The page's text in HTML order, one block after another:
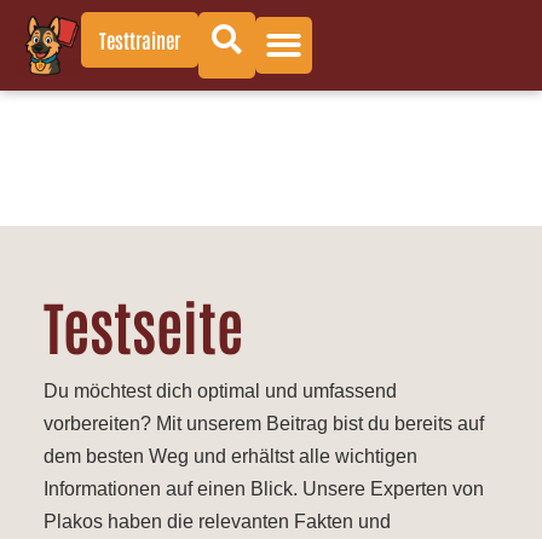
Testtrainer
Testseite
Du möchtest dich optimal und umfassend
vorbereiten? Mit unserem Beitrag bist du bereits auf
dem besten Weg und erhältst alle wichtigen
Informationen auf einen Blick. Unsere Experten von
Plakos haben die relevanten Fakten und